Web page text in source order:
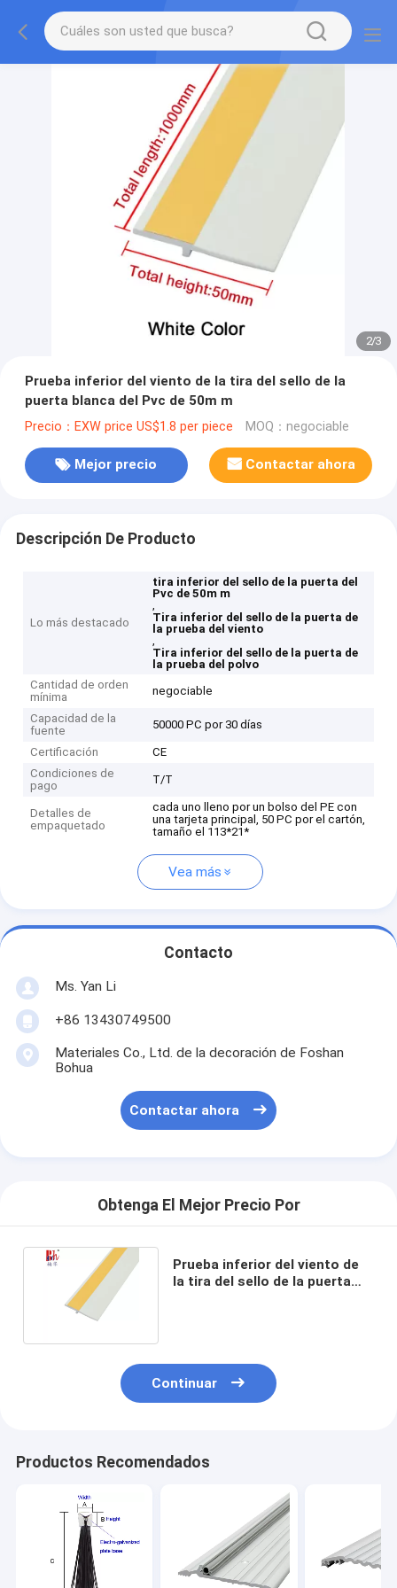
2/3
Prueba inferior del viento de la tira del sello de la
puerta blanca del Pvc de 50m m
Precio：EXW price US$1.8 per piece MOQ：negociable
Mejor precio Contactar ahora
Descripción De Producto
Lo más destacado
tira inferior del sello de la puerta del
Pvc de 50m m
,
Tira inferior del sello de la puerta de
la prueba del viento
,
Tira inferior del sello de la puerta de
la prueba del polvo
Cantidad de orden
mínima
negociable
Capacidad de la
fuente
50000 PC por 30 días
Certificación
CE
Condiciones de
pago
T/T
Detalles de
empaquetado
cada uno lleno por un bolso del PE con
una tarjeta principal, 50 PC por el cartón,
tamaño el 113*21*
Vea más
Contacto
Ms. Yan Li
+86 13430749500
Materiales Co., Ltd. de la decoración de Foshan
Bohua
Contactar ahora
Obtenga El Mejor Precio Por
Prueba inferior del viento de
la tira del sello de la puerta
Continuar
Productos Recomendados